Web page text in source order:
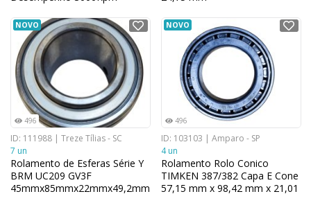
NOVO
496
ID: 111988 | Treze Tílias - SC
7 un
Rolamento de Esferas Série Y
BRM UC209 GV3F
45mmx85mmx22mmx49,2mm
NOVO
496
ID: 103103 | Amparo - SP
4 un
Rolamento Rolo Conico
TIMKEN 387/382 Capa E Cone
57,15 mm x 98,42 mm x 21,01